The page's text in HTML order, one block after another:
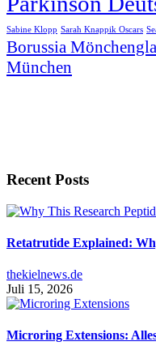
Sabine Klopp Sarah Knappik Oscars
Borussia
München
Recent Posts
Retatrutide Explained:
thekielnews.de
Juli 15, 2026
Microring Extensions: